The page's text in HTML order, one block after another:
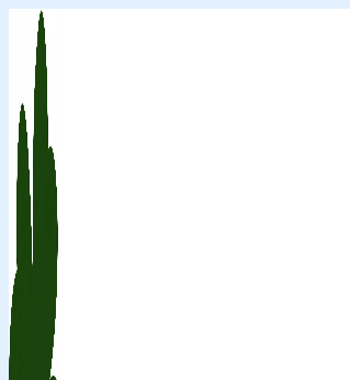
Перейти
содержимому